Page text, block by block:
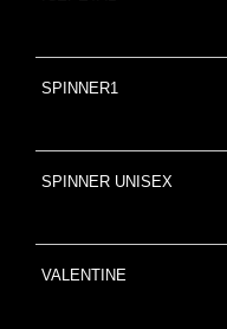
SPINNER1
SPINNER UNISEX
VALENTINE